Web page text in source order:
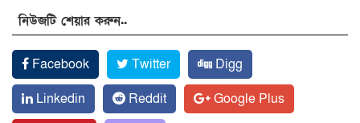
নিউজটি শেয়ার করুন..
Facebook Twitter
Digg
Linkedin
Reddit
Google Plus